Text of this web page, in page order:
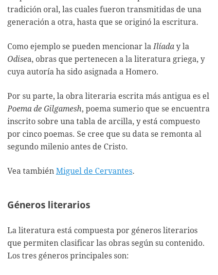
tradición oral, las cuales fueron transmitidas de una
generación a otra, hasta que se originó la escritura.
Como ejemplo se pueden mencionar la Ilíada y la
Odisea, obras que pertenecen a la literatura griega, y
cuya autoría ha sido asignada a Homero.
Por su parte, la obra literaria escrita más antigua es el
Poema de Gilgamesh, poema sumerio que se encuentra
inscrito sobre una tabla de arcilla, y está compuesto
por cinco poemas. Se cree que su data se remonta al
segundo milenio antes de Cristo.
Vea también Miguel de Cervantes.
Géneros literarios
La literatura está compuesta por géneros literarios
que permiten clasificar las obras según su contenido.
Los tres géneros principales son: